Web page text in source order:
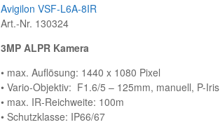
Avigilon VSF-L6A-8IR
Art.-Nr. 130324
3MP ALPR Kamera
• max. Auflösung: 1440 x 1080 Pixel
• Vario-Objektiv: F1.6/5 – 125mm, manuell, P-Iris
• max. IR-Reichweite: 100m
• Schutzklasse: IP66/67